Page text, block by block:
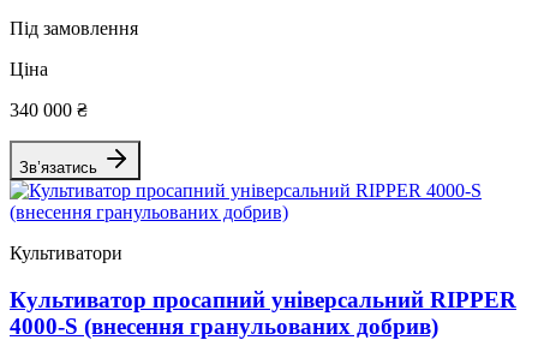
Під замовлення
Ціна
340 000 ₴
Зв’язатись
Культиватори
Культиватор просапний універсальний RIPPER
4000-S (внесення гранульованих добрив)